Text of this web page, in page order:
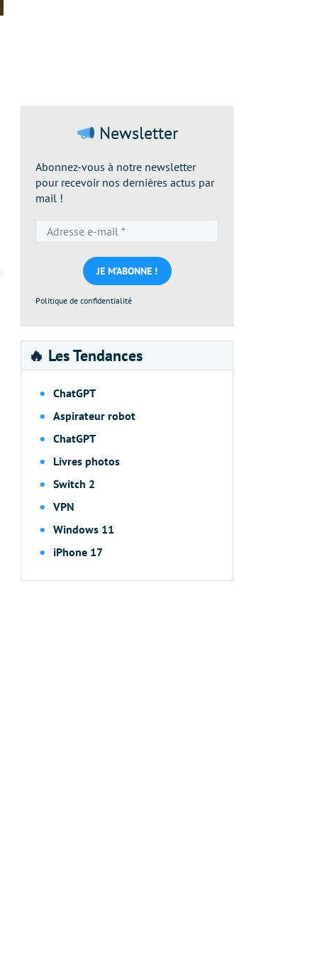
Newsletter
Abonnez-vous à notre newsletter
pour recevoir nos dernières actus par
mail !
e-
mail
*
Politique de confidentialité
🔥 Les Tendances
ChatGPT
Aspirateur robot
ChatGPT
Livres photos
Switch 2
VPN
Windows 11
iPhone 17